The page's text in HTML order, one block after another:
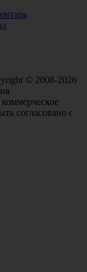
© 2008-2026
согласовано с